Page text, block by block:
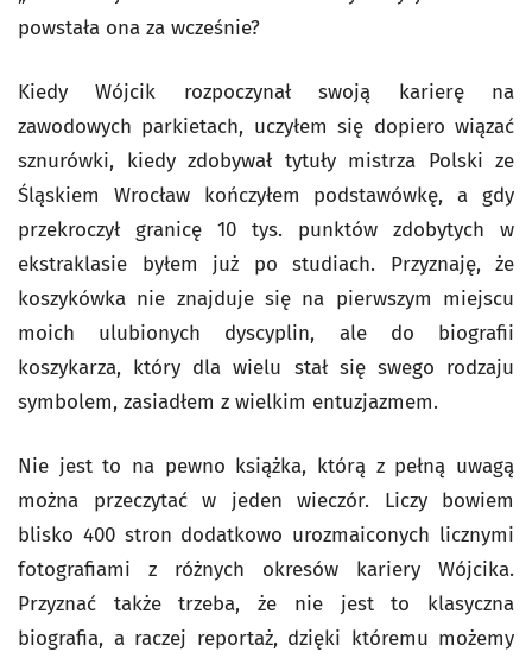
powstała ona za wcześnie?
Kiedy Wójcik rozpoczynał swoją karierę na
zawodowych parkietach, uczyłem się dopiero wiązać
sznurówki, kiedy zdobywał tytuły mistrza Polski ze
Śląskiem Wrocław kończyłem podstawówkę, a gdy
przekroczył granicę 10 tys. punktów zdobytych w
ekstraklasie byłem już po studiach. Przyznaję, że
koszykówka nie znajduje się na pierwszym miejscu
moich ulubionych dyscyplin, ale do biografii
koszykarza, który dla wielu stał się swego rodzaju
symbolem, zasiadłem z wielkim entuzjazmem.
Nie jest to na pewno książka, którą z pełną uwagą
można przeczytać w jeden wieczór. Liczy bowiem
blisko 400 stron dodatkowo urozmaiconych licznymi
fotografiami z różnych okresów kariery Wójcika.
Przyznać także trzeba, że nie jest to klasyczna
biografia, a raczej reportaż, dzięki któremu możemy